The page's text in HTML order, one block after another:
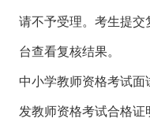
请不予受理。考生提交
台查看复核结果。
中小学教师资格考试
发教师资格考试合格